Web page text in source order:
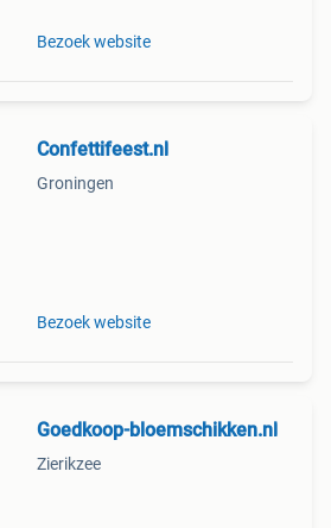
Bezoek website
Confettifeest.nl
Groningen
Bezoek website
Goedkoop-bloemschikken.nl
Zierikzee